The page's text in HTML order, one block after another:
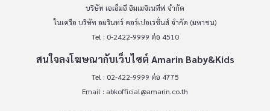
บริษัท เอเอ็มอี อิมเมจิเนทีฟ จำกัด
ในเครือ บริษัท อมรินทร์ คอร์เปอเรชั่นส์ จำกัด (มหาชน)
Tel : 0-2422-9999 ต่อ 4510
สนใจลงโฆษณากับเว็บไซต์ Amarin Baby&Kids
Tel : 02-422-9999 ต่อ 4775
Email : abkofficial@amarin.co.th